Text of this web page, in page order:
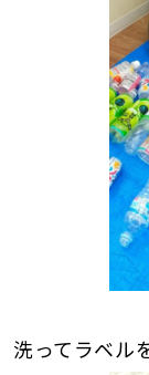
洗ってラベル